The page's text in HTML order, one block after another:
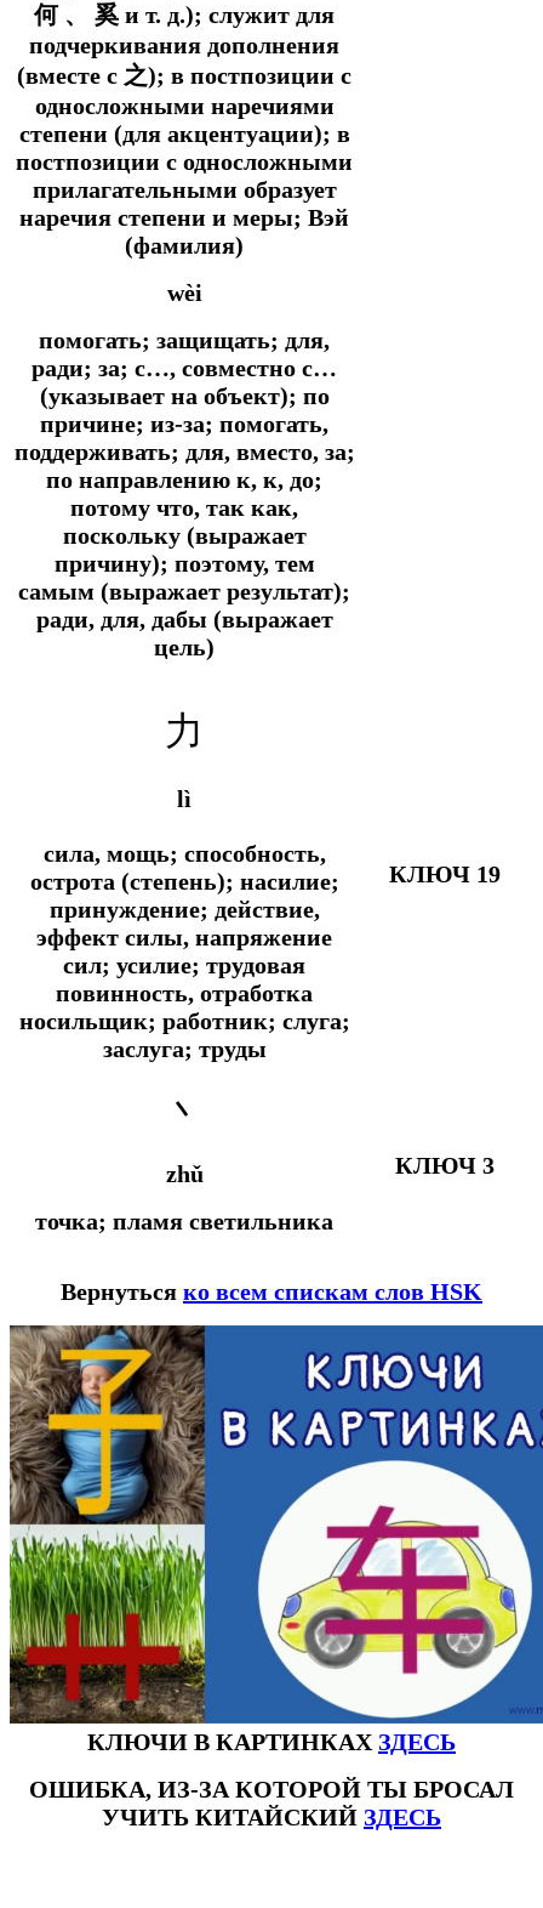
何 、 奚 и т. д.); служит для
подчеркивания дополнения
(вместе с 之); в постпозиции с
односложными наречиями
степени (для акцентуации); в
постпозиции с односложными
прилагательными образует
наречия степени и меры; Вэй
(фамилия)
wèi
помогать; защищать; для,
ради; за; с…, совместно с…
(указывает на объект); по
причине; из-за; помогать,
поддерживать; для, вместо, за;
по направлению к, к, до;
потому что, так как,
поскольку (выражает
причину); поэтому, тем
самым (выражает результат);
ради, для, дабы (выражает
цель)
力
lì
сила, мощь; способность,
острота (степень); насилие;
принуждение; действие,
эффект силы, напряжение
сил; усилие; трудовая
повинность, отработка
носильщик; работник; слуга;
заслуга; труды
КЛЮЧ 19
丶
zhǔ
точка; пламя светильника
КЛЮЧ 3
Вернуться ко всем спискам слов HSK
КЛЮЧИ В КАРТИНКАХ ЗДЕСЬ
ОШИБКА, ИЗ-ЗА КОТОРОЙ ТЫ БРОСАЛ
УЧИТЬ КИТАЙСКИЙ ЗДЕСЬ